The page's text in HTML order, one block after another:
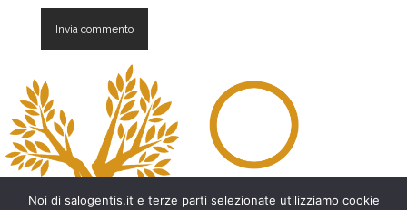
A
l
t
e
r
n
a
Noi di salogentis.it e terze parti selezionate utilizziamo cookie